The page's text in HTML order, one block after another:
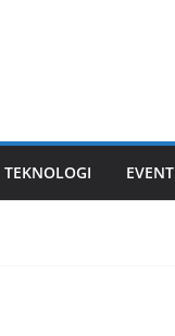
TEKNOLOGI EVENT